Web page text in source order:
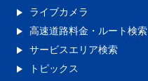
ライブカメラ
高速道路料金・ルート検索
サービスエリア検索
トピックス